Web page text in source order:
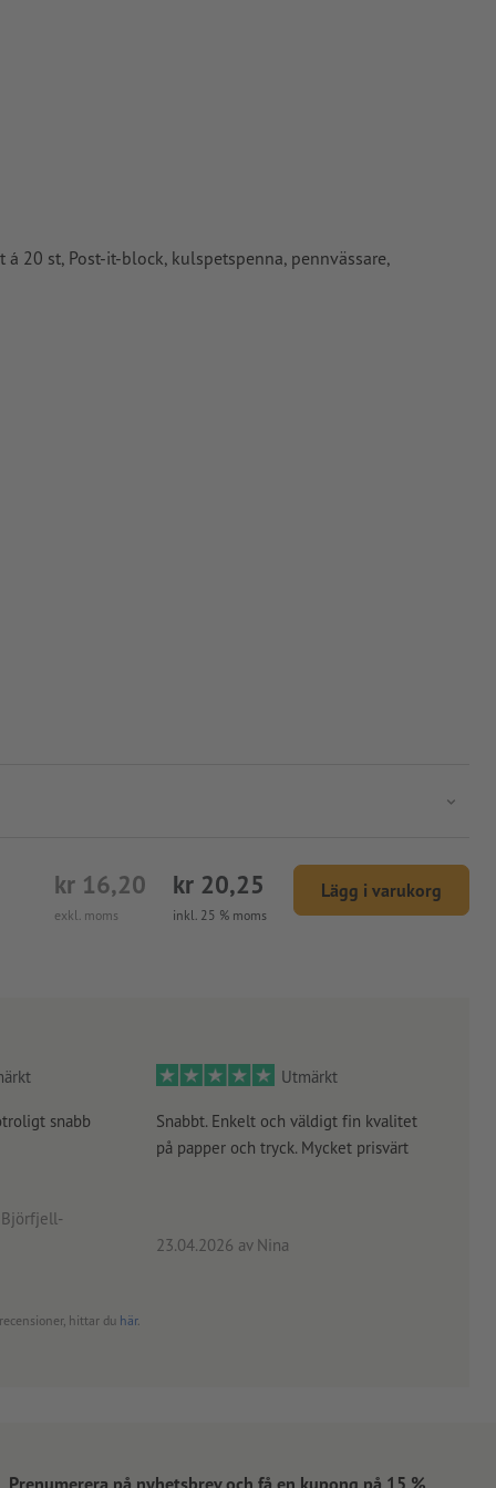
eller TIFF-
20 st, Post-it-block, kulspetspenna, pennvässare,
exkl. moms
kr 16,20
inkl. 25 % moms
kr 20,25 Lägg i varukorg
snabb
Björfjell-
Utmärkt
Snabbt. Enkelt och väldigt fin kvalitet
på papper och tryck. Mycket prisvärt
23.04.2026 av Nina
hittar du här.